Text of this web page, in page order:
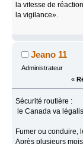
la vitesse de
la vigilance».
Jeano 11
Administrateur
«
Sécurité routière :
le Canada va
Fumer ou conduire,
Après plusieurs